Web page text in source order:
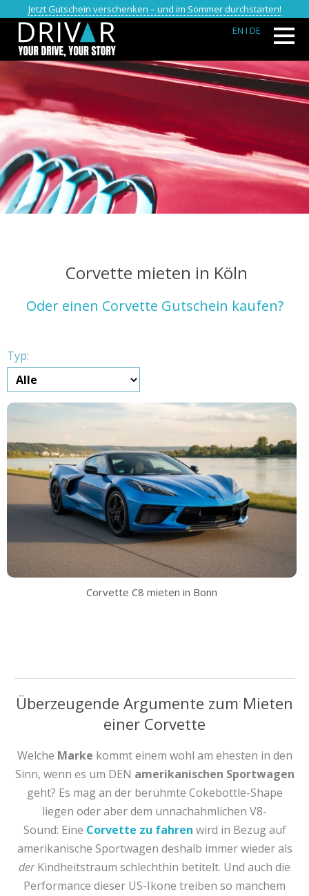
Jetzt Gutschein verschenken – und im Sommer durchstarten!
EN I DE
Corvette mieten in Köln
Oder einen Corvette Gutschein kaufen?
Typ:
Corvette C8 mieten in Bonn
Überzeugende Argumente zum Mieten
einer Corvette
Welche Marke kommt einem wohl am ehesten in den
Sinn, wenn es um DEN amerikanischen Sportwagen
geht? Es mag an der berühmte Cokebottle-Shape
liegen oder aber dem unnachahmlichen V8-
Sound: Eine Corvette zu fahren wird in Bezug auf
amerikanische Sportwagen deshalb immer wieder als
derKindheitstraum schlechthin betitelt. Und auch die
Performance dieser US-Ikone treiben so manchem